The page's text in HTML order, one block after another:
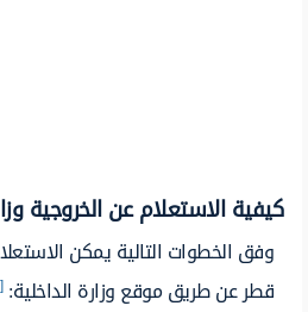
كيفية الاستعلام عن الخروجية
وفق الخطوات التالية يمكن
قطر عن طريق موقع وزارة الداخلية:[1]